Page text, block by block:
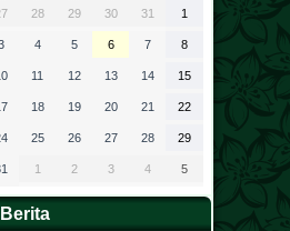
28 29 30 31 1
4 5 6 7 8
11 12 13 14 15
18 19 20 21 22
25 26 27 28 29
1 2 3 4 5